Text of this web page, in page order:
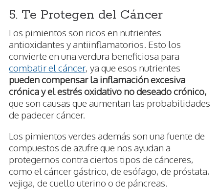
5. Te Protegen del Cáncer
Los pimientos son ricos en nutrientes
antioxidantes y antiinflamatorios. Esto los
convierte en una verdura beneficiosa para
combatir el cáncer, ya que esos nutrientes
pueden compensar la inflamación excesiva
crónica y el estrés oxidativo no deseado crónico,
que son causas que aumentan las probabilidades
de padecer cáncer.
Los pimientos verdes además son una fuente de
compuestos de azufre que nos ayudan a
protegernos contra ciertos tipos de cánceres,
como el cáncer gástrico, de esófago, de próstata,
vejiga, de cuello uterino o de páncreas.